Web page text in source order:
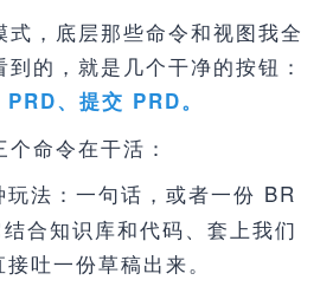
式，底层那些命令和视图我全
的，就是几个干净的按钮：
、提交 PRD。
命令在干活：
玩法：一句话，或者一份 BR
合知识库和代码、套上我们
吐一份草稿出来。